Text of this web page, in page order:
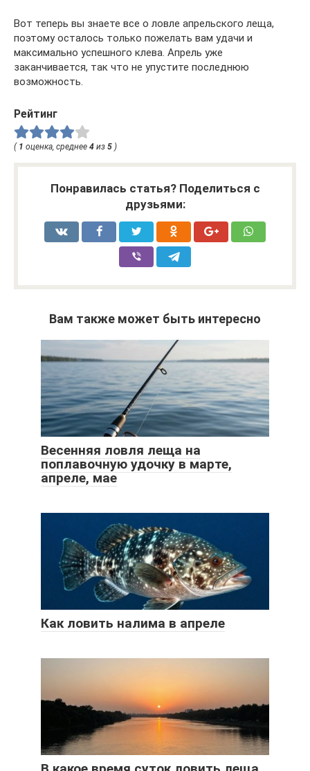
Вот теперь вы знаете все о ловле апрельского леща,
поэтому осталось только пожелать вам удачи и
максимально успешного клева. Апрель уже
заканчивается, так что не упустите последнюю
возможность.
Рейтинг
( 1 оценка, среднее 4 из 5 )
Понравилась статья? Поделиться с
друзьями:
Вам также может быть интересно
Весенняя ловля леща на
поплавочную удочку в марте,
апреле, мае
Как ловить налима в апреле